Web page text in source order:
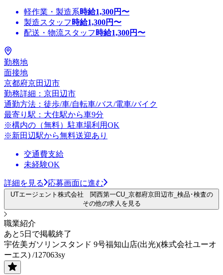
軽作業・製造系時給1,300円〜
製造スタッフ 時給1,300円〜
配送・物流スタッフ 時給1,300円〜
勤務地
面接地
京都府京田辺市
勤務詳細：京田辺市
通勤方法：徒歩/車/自転車/バス/電車/バイク
最寄り駅：大住駅から車9分
※構内の（無料）駐車場利用OK
※新田辺駅から無料送迎あり
交通費支給
未経験OK
詳細を見る 応募画面に進む
UTエージェント株式会社 関西第一CU_京都府京田辺市_検品･検査の
その他の求人を見る
職業紹介
あと5日で掲載終了
宇佐美ガソリンスタンド 9号福知山店(出光)(株式会社ユーオ
ーエス) /127063sy